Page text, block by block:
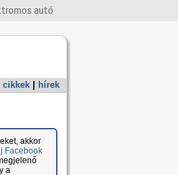
autó
cikkek hírek
akkor
Facebook
a